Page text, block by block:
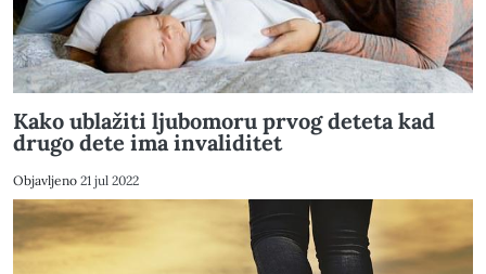
Kako ublažiti ljubomoru prvog deteta kad
drugo dete ima invaliditet
Objavljeno 21 jul 2022